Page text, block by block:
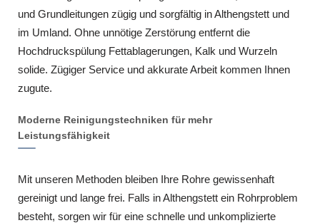
und Grundleitungen zügig und sorgfältig in Althengstett und
im Umland. Ohne unnötige Zerstörung entfernt die
Hochdruckspülung Fettablagerungen, Kalk und Wurzeln
solide. Zügiger Service und akkurate Arbeit kommen Ihnen
zugute.
Moderne Reinigungstechniken für mehr
Leistungsfähigkeit
Mit unseren Methoden bleiben Ihre Rohre gewissenhaft
gereinigt und lange frei. Falls in Althengstett ein Rohrproblem
besteht, sorgen wir für eine schnelle und unkomplizierte